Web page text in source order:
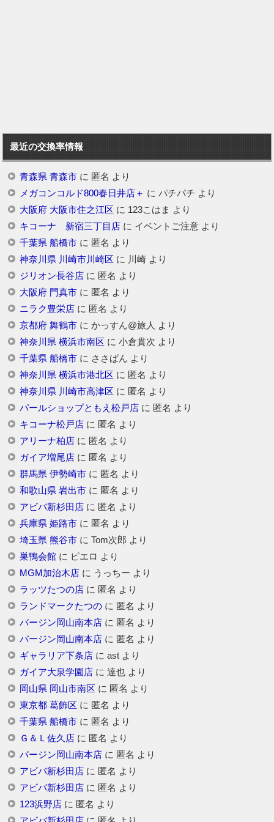
最近の交換率情報
青森県 青森市に 匿名 より
メガコンコルド800春日井店＋ に パチパチ より
大阪府 大阪市住之江区 に 123こはま より
キコーナ 新宿三丁目店に イベントご注意より
千葉県 船橋市に 匿名 より
神奈川県 川崎市川崎区 に 川崎より
ジリオン長谷店に 匿名 より
大阪府 門真市に 匿名 より
ニラク豊栄店に 匿名 より
京都府 舞鶴市に かっすん@旅人 より
神奈川県 横浜市南区 に 小倉貫次 より
千葉県 船橋市に ささぱん より
神奈川県 横浜市港北区 に 匿名 より
神奈川県 川崎市高津区 に 匿名 より
パールショップともえ松戸店に 匿名 より
キコーナ松戸店に 匿名 より
アリーナ柏店に 匿名 より
ガイア増尾店に 匿名 より
群馬県 伊勢崎市に 匿名 より
和歌山県 岩出市に 匿名 より
アビバ新杉田店に 匿名 より
兵庫県 姫路市に 匿名 より
埼玉県 熊谷市に Tom次郎 より
巣鴨会館に ピエロ より
MGM加治木店に うっちー より
ラッツたつの店に 匿名 より
ランドマークたつのに 匿名 より
バージン岡山南本店に 匿名 より
バージン岡山南本店に 匿名 より
ギャラリア下条店に astより
ガイア大泉学園店に 達也より
岡山県 岡山市南区 に 匿名 より
東京都 葛飾区 に 匿名 より
千葉県 船橋市に 匿名 より
Ｇ＆Ｌ佐久店に 匿名 より
バージン岡山南本店に 匿名 より
アビバ新杉田店に 匿名 より
アビバ新杉田店に 匿名 より
123浜野店に 匿名 より